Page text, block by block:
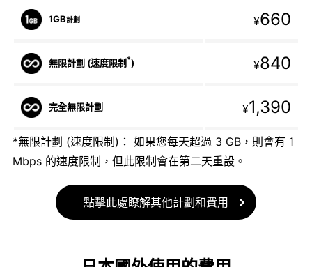
1GB計劃 ¥660
無限計劃 (速度限制 *) ¥840
完全無限計劃 ¥1,390
*無限計劃 (速度限制)： 如果您每天超過 3 GB，則會有 1
Mbps 的速度限制，但此限制會在第二天重設。
點擊此處瞭解其他計劃和費用